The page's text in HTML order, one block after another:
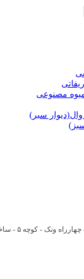
مصنوعی
سبر)
- کوچه ۵ - ساختمان راستچین